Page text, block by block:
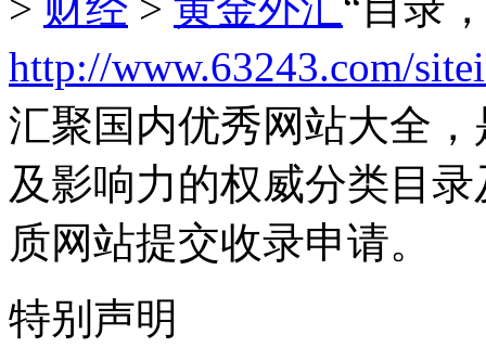
http://www.63243.com/
汇聚国内优秀网站大全
及影响力的权威分类目
质网站提交收录申请。
特别声明